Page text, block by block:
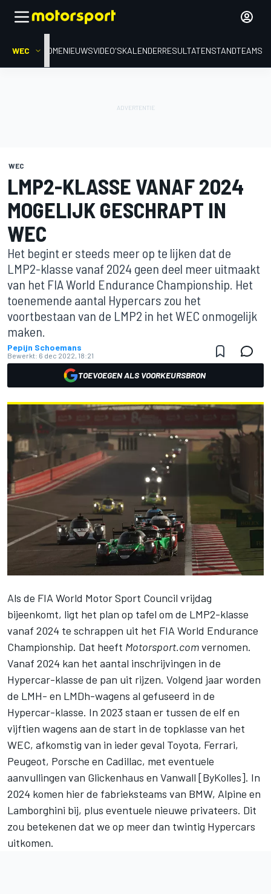
WEC HOMENIEUWSVIDEO'SKALENDERRESULTATENSTANDTEAMS
WEC
LMP2-KLASSE VANAF 2024
MOGELIJK GESCHRAPT IN
WEC
Het begint er steeds meer op te lijken dat de
LMP2-klasse vanaf 2024 geen deel meer uitmaakt
van het FIA World Endurance Championship. Het
toenemende aantal Hypercars zou het
voortbestaan van de LMP2 in het WEC onmogelijk
maken.
Pepijn Schoemans
Bewerkt: 6 dec 2022, 18:21
TOEVOEGEN ALS VOORKEURSBRON
Als de FIA World Motor Sport Council vrijdag
bijeenkomt, ligt het plan op tafel om de LMP2-klasse
vanaf 2024 te schrappen uit het FIA World Endurance
Championship. Dat heeft Motorsport.comvernomen.
Vanaf 2024 kan het aantal inschrijvingen in de
Hypercar-klasse de pan uit rijzen. Volgend jaar worden
de LMH- en LMDh-wagens al gefuseerd in de
Hypercar-klasse. In 2023 staan er tussen de elf en
vijftien wagens aan de start in de topklasse van het
WEC, afkomstig van in ieder geval Toyota, Ferrari,
Peugeot, Porsche en Cadillac, met eventuele
aanvullingen van Glickenhaus en Vanwall [ByKolles]. In
2024 komen hier de fabrieksteams van BMW, Alpine en
Lamborghini bij, plus eventuele nieuwe privateers. Dit
zou betekenen dat we op meer dan twintig Hypercars
uitkomen.